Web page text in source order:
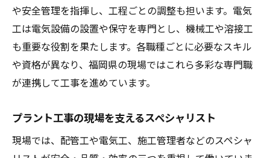
や安全管理を指揮し、工程ごとの調整も担います。電気
工は電気設備の設置や保守を専門とし、機械工や溶接工
も重要な役割を果たします。各職種ごとに必要なスキル
や資格が異なり、福岡県の現場ではこれら多彩な専門職
が連携して工事を進めています。
プラント工事の現場を支えるスペシャリスト
現場では、配管工や電気工、施工管理者などのスペシャ